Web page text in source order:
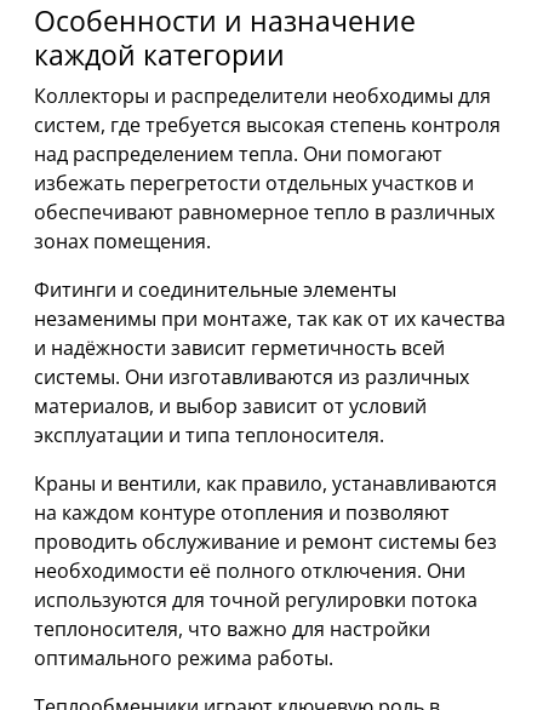
Особенности и назначение
каждой категории
Коллекторы и распределители необходимы для
систем, где требуется высокая степень контроля
над распределением тепла. Они помогают
избежать перегретости отдельных участков и
обеспечивают равномерное тепло в различных
зонах помещения.
Фитинги и соединительные элементы
незаменимы при монтаже, так как от их качества
и надёжности зависит герметичность всей
системы. Они изготавливаются из различных
материалов, и выбор зависит от условий
эксплуатации и типа теплоносителя.
Краны и вентили, как правило, устанавливаются
на каждом контуре отопления и позволяют
проводить обслуживание и ремонт системы без
необходимости её полного отключения. Они
используются для точной регулировки потока
теплоносителя, что важно для настройки
оптимального режима работы.